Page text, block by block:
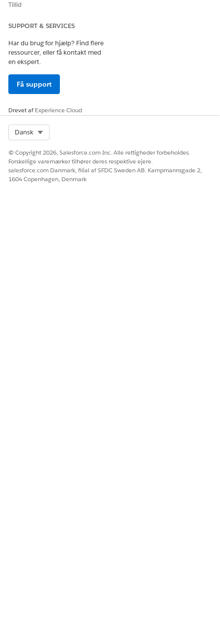
Tillid
SUPPORT & SERVICES
Har du brug for hjælp? Find flere
ressourcer, eller få kontakt med
en ekspert.
Få support
Drevet afExperience Cloud
Dansk
© Copyright 2026, Salesforce.com Inc. Alle rettigheder forbeholdes.
Forskellige varemærker tilhører deres respektive ejere.
salesforce.com Danmark, filial af SFDC Sweden AB. Kampmannsgade 2,
1604 Copenhagen, Denmark